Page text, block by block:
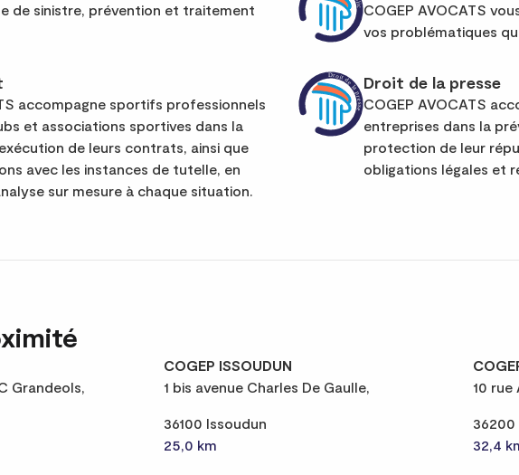
de sinistre, prévention et traitement
COGEP AVOCATS
vos problématiques
accompagne sportifs professionnels
et associations sportives dans la
de leurs contrats, ainsi que
avec les instances de tutelle, en
sur mesure à chaque situation.
Droit de la presse
COGEP AVOCATS
entreprises dans la
protection de leur
obligations légales et
Grandeols,
COGEP ISSOUDUN
1 bis avenue Charles De Gaulle,
36100 Issoudun
25,0 km
10
32,4